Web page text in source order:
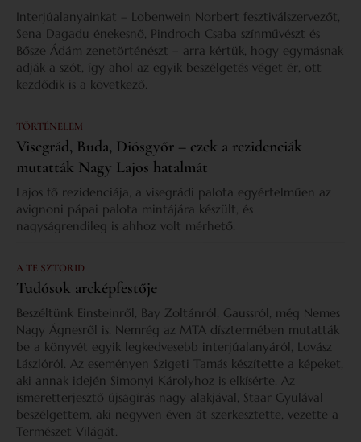
Interjúalanyainkat – Lobenwein Norbert fesztiválszervezőt,
Sena Dagadu énekesnő, Pindroch Csaba színművészt és
Bősze Ádám zenetörténészt – arra kértük, hogy egymásnak
adják a szót, így ahol az egyik beszélgetés véget ér, ott
kezdődik is a következő.
TÖRTÉNELEM
Visegrád, Buda, Diósgyőr – ezek a rezidenciák
mutatták Nagy Lajos hatalmát
Lajos fő rezidenciája, a visegrádi palota egyértelműen az
avignoni pápai palota mintájára készült, és
nagyságrendileg is ahhoz volt mérhető.
A TE SZTORID
Tudósok arcképfestője
Beszéltünk Einsteinről, Bay Zoltánról, Gaussról, még Nemes
Nagy Ágnesről is. Nemrég az MTA dísztermében mutatták
be a könyvét egyik legkedvesebb interjúalanyáról, Lovász
Lászlóról. Az eseményen Szigeti Tamás készítette a képeket,
aki annak idején Simonyi Károlyhoz is elkísérte. Az
ismeretterjesztő újságírás nagy alakjával, Staar Gyulával
beszélgettem, aki negyven éven át szerkesztette, vezette a
Természet Világát.